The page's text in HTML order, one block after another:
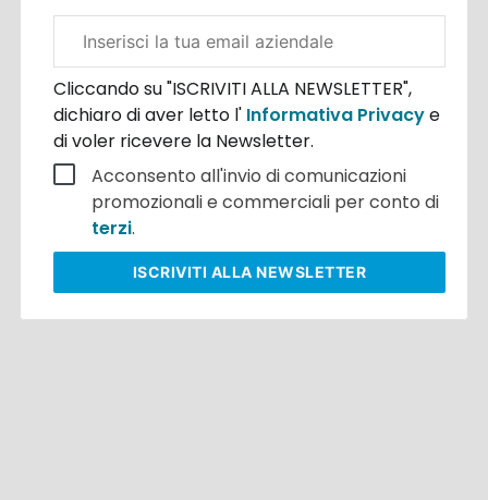
aziendale
Cliccando su "ISCRIVITI ALLA NEWSLETTER",
dichiaro di aver letto l' Informativa Privacye
di voler ricevere la Newsletter.
Acconsento all'invio di comunicazioni
promozionali e commerciali per conto di
terzi.
ISCRIVITI ALLA NEWSLETTER